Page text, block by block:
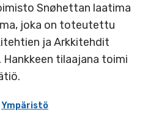
Snøhettan laatima
joka on toteutettu
ja Arkkitehdit
Hankkeen tilaajana toimi
Ympäristö